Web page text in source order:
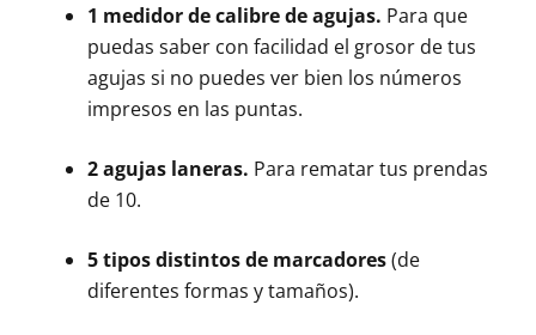
1 medidor de calibre de agujas. Para que
puedas saber con facilidad el grosor de tus
agujas si no puedes ver bien los números
impresos en las puntas.
2 agujas laneras. Para rematar tus prendas
de 10.
5 tipos distintos de marcadores(de
diferentes formas y tamaños).